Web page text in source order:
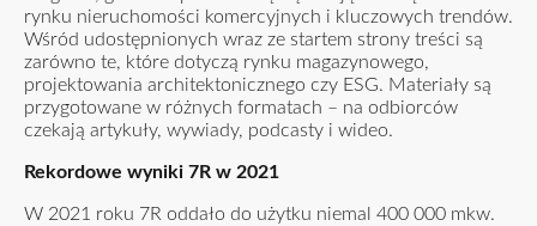
rynku nieruchomości komercyjnych i kluczowych trendów.
Wśród udostępnionych wraz ze startem strony treści są
zarówno te, które dotyczą rynku magazynowego,
projektowania architektonicznego czy ESG. Materiały są
przygotowane w różnych formatach – na odbiorców
czekają artykuły, wywiady, podcasty i wideo.
Rekordowe wyniki 7R w 2021
W 2021 roku 7R oddało do użytku niemal 400 000 mkw.